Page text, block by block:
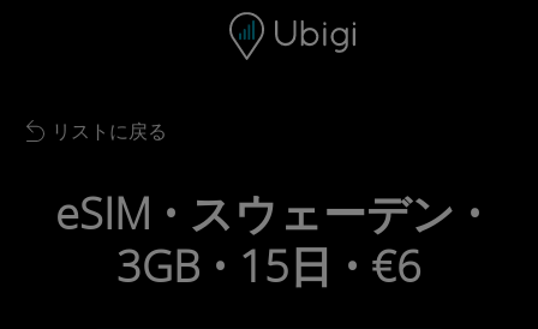
ナビゲーションバー フッター
Back to list
リストに戻る
eSIM • スウェーデン •
3GB • 15日 • €6